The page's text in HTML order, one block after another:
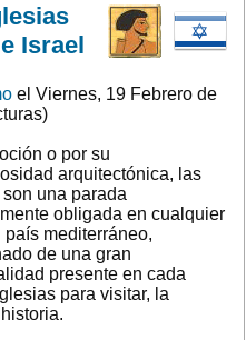
Israel
el Viernes, 19 Febrero de
o por su
arquitectónica, las
una parada
obligada en cualquier
país mediterráneo,
de una gran
presente en cada
para visitar, la